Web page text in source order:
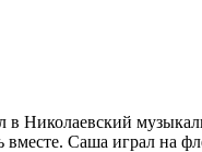
в Николаевский
вместе. Саша играл на